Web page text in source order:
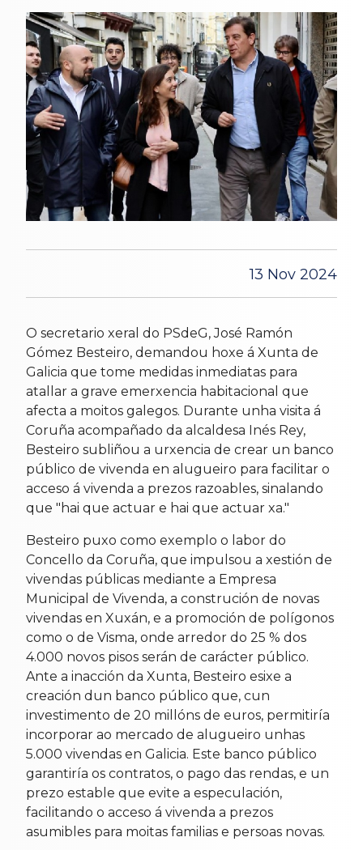
13 Nov 2024
O secretario xeral do PSdeG, José Ramón
Gómez Besteiro, demandou hoxe á Xunta de
Galicia que tome medidas inmediatas para
atallar a grave emerxencia habitacional que
afecta a moitos galegos. Durante unha visita á
Coruña acompañado da alcaldesa Inés Rey,
Besteiro subliñou a urxencia de crear un banco
público de vivenda en alugueiro para facilitar o
acceso á vivenda a prezos razoables, sinalando
que "hai que actuar e hai que actuar xa."
Besteiro puxo como exemplo o labor do
Concello da Coruña, que impulsou a xestión de
vivendas públicas mediante a Empresa
Municipal de Vivenda, a construción de novas
vivendas en Xuxán, e a promoción de polígonos
como o de Visma, onde arredor do 25 % dos
4.000 novos pisos serán de carácter público.
Ante a inacción da Xunta, Besteiro esixe a
creación dun banco público que, cun
investimento de 20 millóns de euros, permitiría
incorporar ao mercado de alugueiro unhas
5.000 vivendas en Galicia. Este banco público
garantiría os contratos, o pago das rendas, e un
prezo estable que evite a especulación,
facilitando o acceso á vivenda a prezos
asumibles para moitas familias e persoas novas.